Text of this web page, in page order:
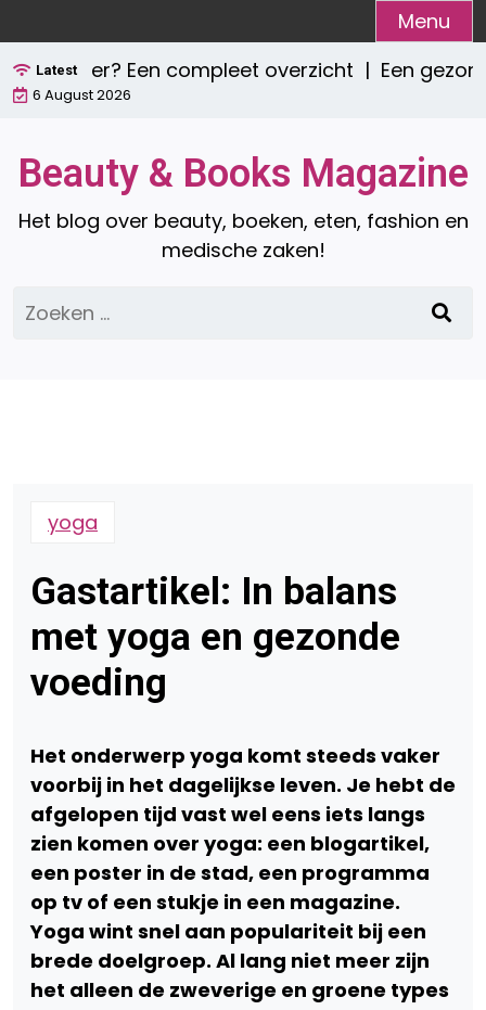
naar
de
inhoud
Menu
Latest
er? Een compleet overzicht |Een gezond
6 August 2026
Beauty & Books Magazine
Het blog over beauty, boeken, eten, fashion en
medische zaken!
Zoeken
naar:
yoga
Gastartikel: In balans
met yoga en gezonde
voeding
Het onderwerp yoga komt steeds vaker
voorbij in het dagelijkse leven. Je hebt de
afgelopen tijd vast wel eens iets langs
zien komen over yoga: een blogartikel,
een poster in de stad, een programma
op tv of een stukje in een magazine.
Yoga wint snel aan populariteit bij een
brede doelgroep. Al lang niet meer zijn
het alleen de zweverige en groene types